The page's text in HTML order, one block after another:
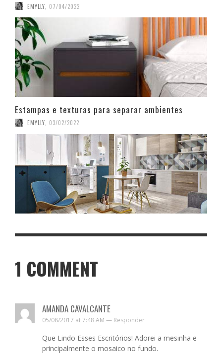
EMYLLY 07/04/2022
Estampas e texturas para separar ambientes
EMYLLY, 03/02/2022
1 COMMENT
AMANDA CAVALCANTE
05/08/2017 at 7:48 AM — Responder
Que Lindo Esses Escritórios! Adorei a mesinha e
principalmente o mosaico no fundo.